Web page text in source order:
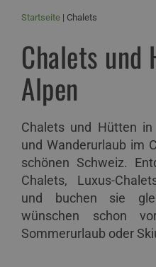
Startseite Chalets
Chalets und
Alpen
Chalets und Hütten in
und Wanderurlaub im
schönen Schweiz.
Chalets, Luxus-
und buchen sie
wünschen schon
Sommerurlaub oder